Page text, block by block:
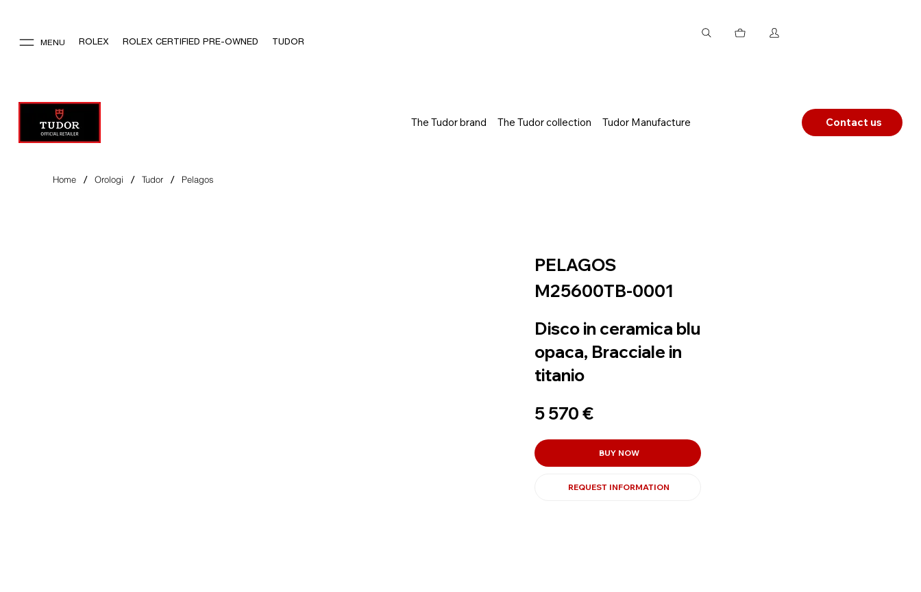
MENU ROLEX ROLEX CERTIFIED PRE-OWNED TUDOR
The Tudor brand The Tudor collection Tudor Manufacture Contact us
Home / Orologi / Tudor / Pelagos
PELAGOS
M25600TB-0001
Disco in ceramica blu
opaca, Bracciale in
titanio
5 570 €
BUY NOW
REQUEST INFORMATION